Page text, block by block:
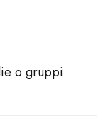
o gruppi